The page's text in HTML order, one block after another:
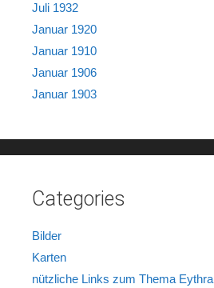
Juli 1932
Januar 1920
Januar 1910
Januar 1906
Januar 1903
Categories
Bilder
Karten
nützliche Links zum Thema Eythra